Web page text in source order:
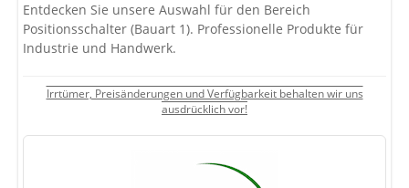
Entdecken Sie unsere Auswahl für den Bereich
Positionsschalter (Bauart 1). Professionelle Produkte für
Industrie und Handwerk.
Irrtümer, Preisänderungen und Verfügbarkeit behalten wir uns
ausdrücklich vor!